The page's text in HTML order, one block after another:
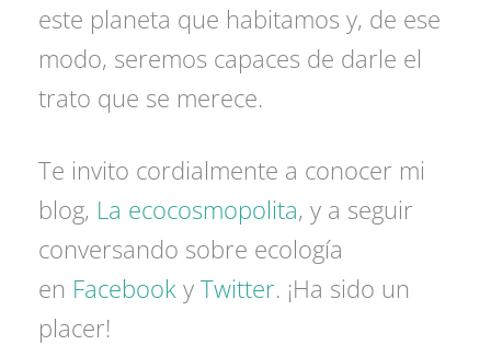
este planeta que habitamos y, de ese
modo, seremos capaces de darle el
trato que se merece.
Te invito cordialmente a conocer mi
blog, La ecocosmopolita, y a seguir
conversando sobre ecología
en Facebook yTwitter. ¡Ha sido un
placer!